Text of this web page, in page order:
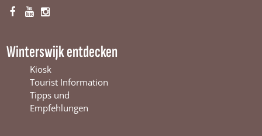
F
e
Y
T
u
b
e
W
I
t
a
g
r
a
Winterswijk entdecken
Kiosk
Tourist Information
Tipps und
Empfehlungen